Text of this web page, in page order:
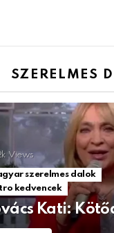
SZERELMES
Views
szerelmes dalok
kedvencek
Kati: